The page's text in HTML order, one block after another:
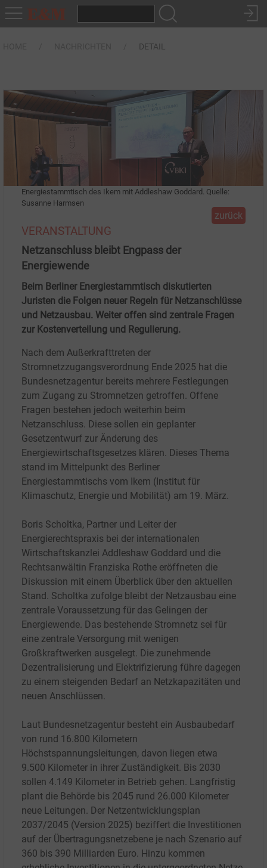
DETAIL
Energiestammtisch des Ikem mit Addleshaw Goddard. Quelle:
Susanne Harmsen
zurück
VERANSTALTUNG
Netzanschluss bleibt Engpass der
Energiewende
Beim Berliner Energiestammtisch diskutierten
Juristen die Folgen neuer Regeln für Netzanschlüsse
und Netzausbau. Weiter offen sind zentrale Fragen
zur Kostenverteilung und Regulierung.
Nach dem Außerkrafttreten der
Stromnetzzugangsverordnung Ende 2025 hat die
Bundesnetzagentur bereits mehrere Festlegungen
zum Zugang zu Stromnetzen getroffen. Offene
Fragen bestehen jedoch weiterhin beim
Netzanschluss. Diese sollen ein geplanter
Gesetzentwurf zur Änderung des
Energiewirtschaftsgesetzes klären. Dieses Thema
stand im Mittelpunkt des Berliner
Energiestammtischs vom Ikem (Institut für
Klimaschutz, Energie und Mobilität) am 19. März.
Boris Scholtka, Partner und Leiter der
Energierechtspraxis bei der internationalen
Wirtschaftskanzlei Addleshaw Goddard und die
Rechtsanwältin Franziska Rothe eröffneten die
Diskussion mit einem Überblick über den aktuellen
Stand. Scholtka zufolge bleibt der Netzausbau eine
zentrale Voraussetzung für das Gelingen der
Energiewende. Das bestehende Stromnetz sei für
eine zentrale Versorgung mit wenigen
Großkraftwerken ausgelegt. Die zunehmende
Dezentralisierung und Elektrifizierung führe dagegen
zu einem steigenden Bedarf an Netzkapazitäten und
neuen Anschlüssen.
Laut Bundesnetzagentur besteht ein Ausbaubedarf
von rund 16.800 Kilometern
Höchstspannungsleitungen, davon liegen etwa
9.500 Kilometer in ihrer Zuständigkeit. Bis 2030
sollen 4.149 Kilometer in Betrieb gehen. Langfristig
plant die Behörde bis 2045 rund 26.000 Kilometer
neue Leitungen. Der Netzentwicklungsplan
2037/2045 (Version 2025) beziffert die Investitionen
auf der Übertragungsnetzebene je nach Szenario auf
360 bis 390 Milliarden Euro. Hinzu kommen